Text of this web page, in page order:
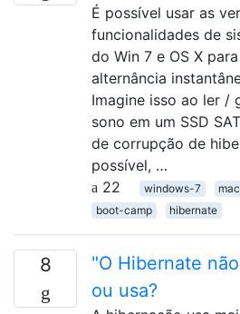
É possível usar as
funcionalidades de
do Win 7 e OS X
alternância
Imagine isso ao ler /
sono em um SSD
de corrupção de
possível, …
22
windows-7
boot-camp
hibernate
8
"O Hibernate
ou usa?